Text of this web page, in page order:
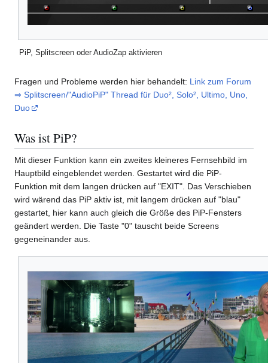
PiP, Splitscreen oder AudioZap aktivieren
Fragen und Probleme werden hier behandelt: Link zum Forum
⇒ Splitscreen/"AudioPiP" Thread für Duo², Solo², Ultimo, Uno,
Duo
Was ist PiP?
Mit dieser Funktion kann ein zweites kleineres Fernsehbild im
Hauptbild eingeblendet werden. Gestartet wird die PiP-
Funktion mit dem langen drücken auf "EXIT". Das Verschieben
wird wärend das PiP aktiv ist, mit langem drücken auf "blau"
gestartet, hier kann auch gleich die Größe des PiP-Fensters
geändert werden. Die Taste "0" tauscht beide Screens
gegeneinander aus.